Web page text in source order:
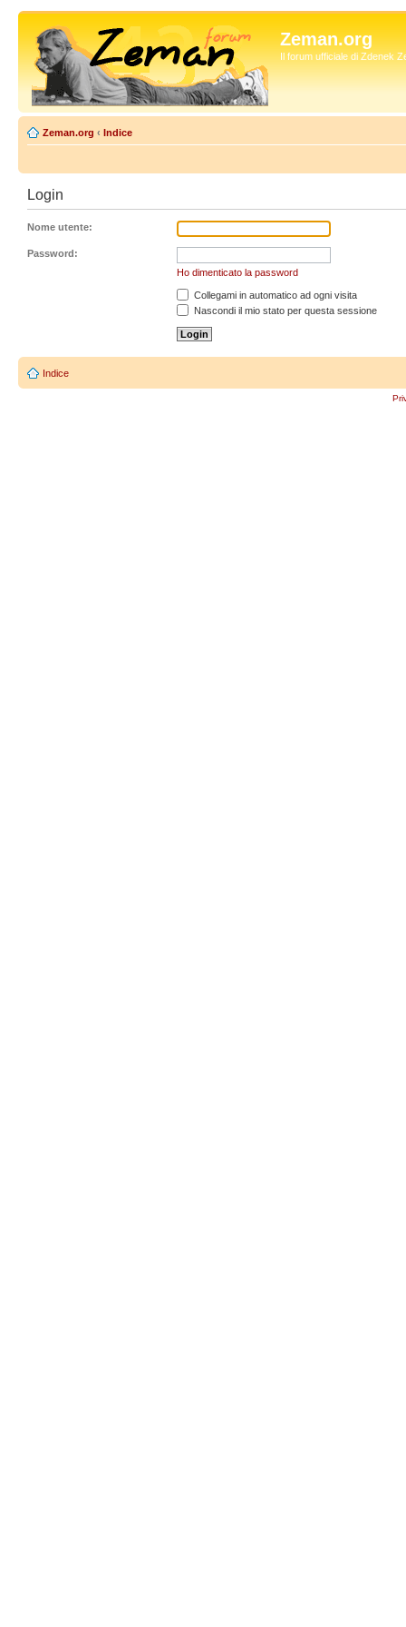
Zeman.org
Il forum ufficiale di Zdenek
Zeman.org ‹ Indice
Login
Nome utente:
Password:
Ho dimenticato la password
Collegami in automatico ad ogni visita
Nascondi il mio stato per questa sessione
Indice